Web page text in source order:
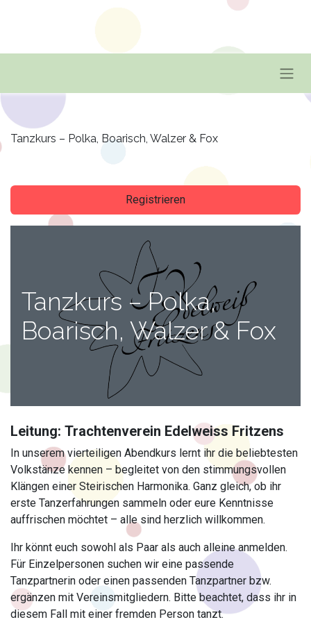
Tanzkurs – Polka, Boarisch, Walzer & Fox
Registrieren
Tanzkurs – Polka,
Boarisch, Walzer & Fox
Leitung: Trachtenverein Edelweiss Fritzens
In unserem vierteiligen Abendkurs lernt ihr die beliebtesten
Volkstänze kennen – begleitet von den stimmungsvollen
Klängen einer Steirischen Harmonika. Ganz gleich, ob ihr
erste Tanzerfahrungen sammeln oder eure Kenntnisse
auffrischen möchtet – alle sind herzlich willkommen.
Ihr könnt euch sowohl als Paar als auch alleine anmelden.
Für Einzelpersonen suchen wir eine passende
Tanzpartnerin oder einen passenden Tanzpartner bzw.
ergänzen mit Vereinsmitgliedern. Bitte beachtet, dass ihr in
diesem Fall mit einer fremden Person tanzt.